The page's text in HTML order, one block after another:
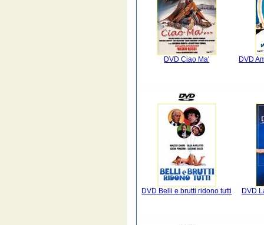
DVD Ciao Ma' DVD
DVD Belli e brutti ridono tutti DVD